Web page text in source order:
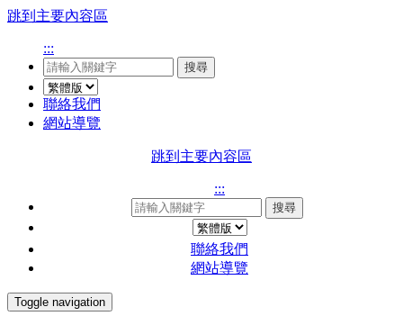
跳到主要內容區
:::
搜尋
聯絡我們
網站導覽
跳到主要內容區
:::
搜尋
聯絡我們
網站導覽
Toggle navigation